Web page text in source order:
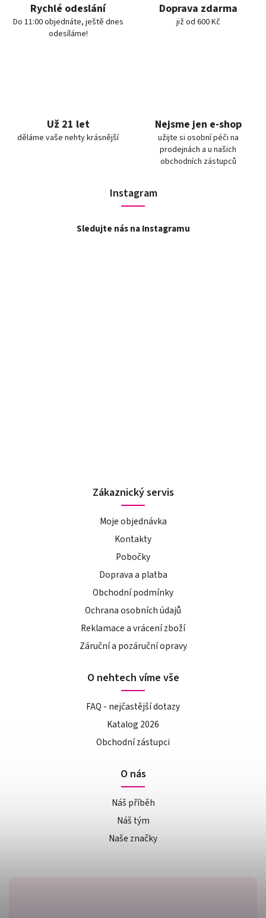
Rychlé odeslání
Do 11:00 objednáte, ještě dnes
odesíláme!
Doprava zdarma
již od 600 Kč
Už 21 let
děláme vaše nehty krásnější
Nejsme jen e-shop
užijte si osobní péči na
prodejnách a u našich
obchodních zástupců
Instagram
Sledujte nás na Instagramu
Zákaznický servis
Moje objednávka
Kontakty
Pobočky
Doprava a platba
Obchodní podmínky
Ochrana osobních údajů
Reklamace a vrácení zboží
Záruční a pozáruční opravy
O nehtech víme vše
FAQ - nejčastější dotazy
Katalog 2026
Obchodní zástupci
O nás
Náš příběh
Náš tým
Naše značky